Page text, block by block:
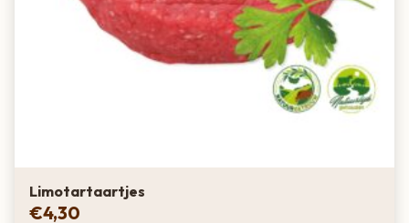
Limotartaartjes
€4,30